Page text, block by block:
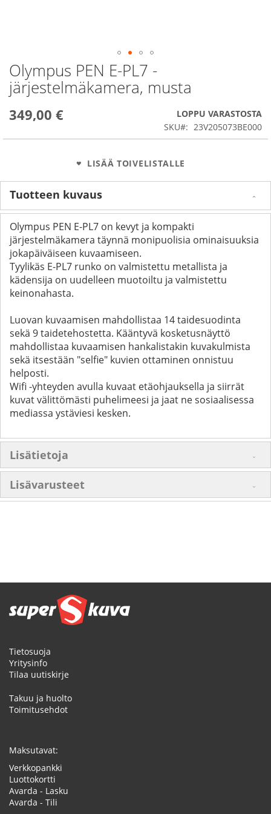
Olympus PEN E-PL7 -
järjestelmäkamera, musta
349,00 €
LOPPU VARASTOSTA
SKU
23V205073BE000
LISÄÄ TOIVELISTALLE
Skip
to
the
of
Tuotteen kuvaus
Olympus PEN E-PL7 on kevyt ja kompakti
järjestelmäkamera täynnä monipuolisia ominaisuuksia
jokapäiväiseen kuvaamiseen.
Tyylikäs E-PL7 runko on valmistettu metallista ja
kädensija on uudelleen muotoiltu ja valmistettu
keinonahasta.
Luovan kuvaamisen mahdollistaa 14 taidesuodinta
sekä 9 taidetehostetta. Kääntyvä kosketusnäyttö
mahdollistaa kuvaamisen hankalistakin kuvakulmista
sekä itsestään "selfie" kuvien ottaminen onnistuu
helposti.
Wifi -yhteyden avulla kuvaat etäohjauksella ja siirrät
kuvat välittömästi puhelimeesi ja jaat ne sosiaalisessa
mediassa ystäviesi kesken.
Lisätietoja
Lisävarusteet
Tietosuoja
Yritysinfo
Tilaa uutiskirje
Takuu ja huolto
Toimitusehdot
Maksutavat:
Verkkopankki
Luottokortti
Avarda - Lasku
Avarda - Tili